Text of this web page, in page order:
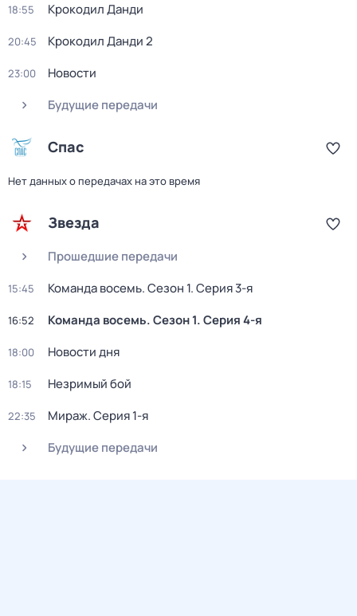
18:55 Крокодил Данди
20:45 Крокодил Данди 2
23:00
Новости
Будущие передачи
Спас
Нет данных о передачах на это время
Звезда
Прошедшие передачи
15:45 Команда восемь. Сезон 1. Серия 3-я
16:52 Команда восемь. Сезон 1. Серия 4-я
18:00 Новости дня
18:15 Незримый бой
22:35 Мираж. Серия 1-я
Будущие передачи